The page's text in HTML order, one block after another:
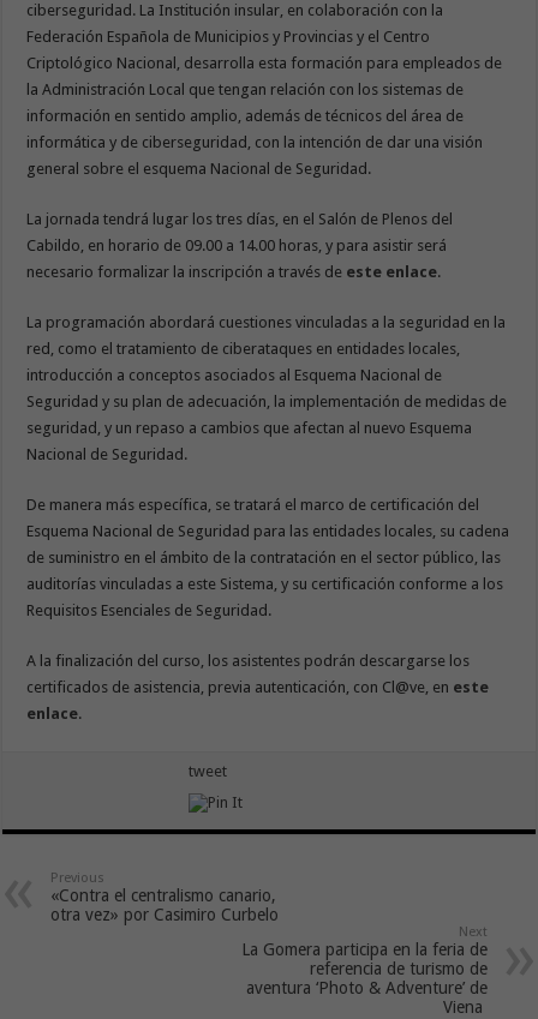
ciberseguridad. La Institución insular, en colaboración con la
Federación Española de Municipios y Provincias y el Centro
Criptológico Nacional, desarrolla esta formación para empleados de
la Administración Local que tengan relación con los sistemas de
información en sentido amplio, además de técnicos del área de
informática y de ciberseguridad, con la intención de dar una visión
general sobre el esquema Nacional de Seguridad.
La jornada tendrá lugar los tres días, en el Salón de Plenos del
Cabildo, en horario de 09.00 a 14.00 horas, y para asistir será
necesario formalizar la inscripción a través de este enlace.
La programación abordará cuestiones vinculadas a la seguridad en la
red, como el tratamiento de ciberataques en entidades locales,
introducción a conceptos asociados al Esquema Nacional de
Seguridad y su plan de adecuación, la implementación de medidas de
seguridad, y un repaso a cambios que afectan al nuevo Esquema
Nacional de Seguridad.
De manera más específica, se tratará el marco de certificación del
Esquema Nacional de Seguridad para las entidades locales, su cadena
de suministro en el ámbito de la contratación en el sector público, las
auditorías vinculadas a este Sistema, y su certificación conforme a los
Requisitos Esenciales de Seguridad.
A la finalización del curso, los asistentes podrán descargarse los
certificados de asistencia, previa autenticación, con Cl@ve, en este
enlace.
tweet
Previous
«Contra el centralismo canario,
otra vez» por Casimiro Curbelo
Next
La Gomera participa en la feria de
referencia de turismo de
aventura ‘Photo & Adventure’ de
Viena